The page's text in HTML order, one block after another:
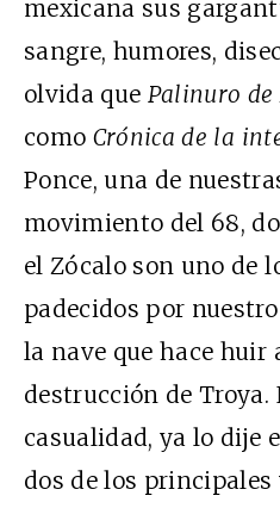
mexicana sus
sangre, humores,
olvida que Palinuro de
como Crónica de la
Ponce, una de
movimiento del 68,
el Zócalo son uno de
padecidos por
la nave que hace huir
destrucción de Troya.
casualidad, ya lo dije
dos de los principales